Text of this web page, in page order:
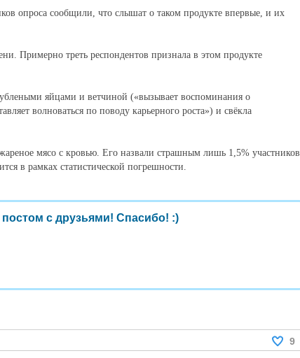
опроса сообщили, что слышат о таком продукте впервые, и их
Примерно треть респондентов признала в этом продукте
яйцами и ветчиной («вызывает воспоминания о
волноваться по поводу карьерного роста») и свёкла
мясо с кровью. Его назвали страшным лишь 1,5% участников
в рамках статистической погрешности.
с друзьями! Спасибо! :)
9